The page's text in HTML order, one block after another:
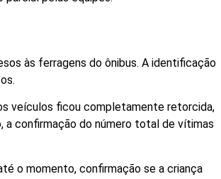
às ferragens do ônibus. A identificação
veículos ficou completamente retorcida,
a confirmação do número total de vítimas
o momento, confirmação se a criança